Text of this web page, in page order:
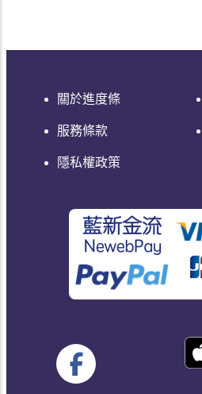
關於進度條
服務條款
隱私權政策